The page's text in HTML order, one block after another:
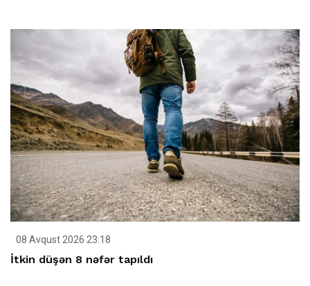
08 Avqust 2026 23:18
İtkin düşən 8 nəfər tapıldı